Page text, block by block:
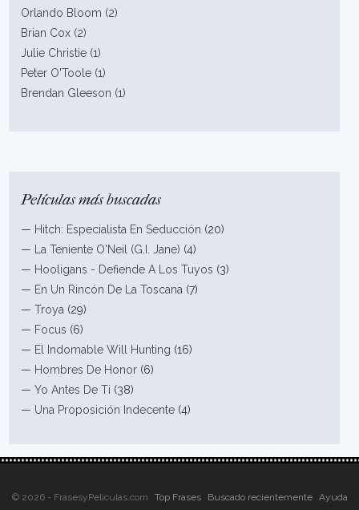
Orlando Bloom (2)
Brian Cox (2)
Julie Christie (1)
Peter O'Toole (1)
Brendan Gleeson (1)
Películas más buscadas
— Hitch: Especialista En Seducción (20)
—
La Teniente O'Neil (G.I. Jane) (4)
— Hooligans - Defiende A Los Tuyos (3)
— En Un Rincón De La Toscana (7)
—Troya (29)
— Focus (6)
— El Indomable Will Hunting (16)
— Hombres De Honor (6)
—Yo Antes De Ti (38)
— Una Proposición Indecente (4)
© 2026 - FrasesyPeliculas.com Top Frases Buscado recientemente
Ayuda